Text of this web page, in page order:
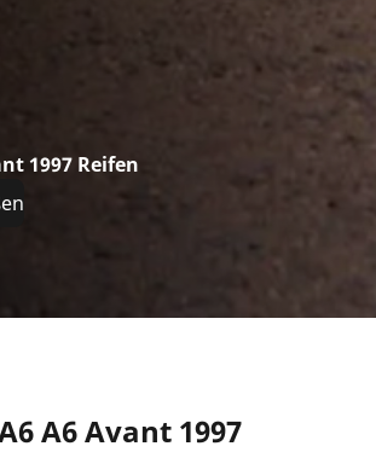
1997 Reifen
A6 Avant 1997